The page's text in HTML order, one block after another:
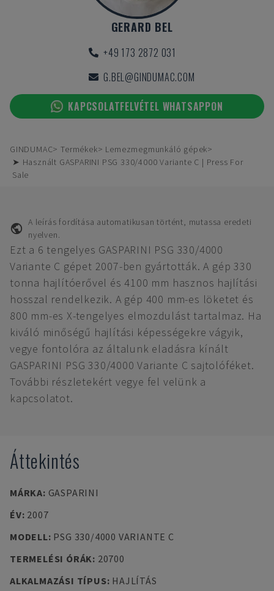
GERARD BEL
+49 173 2872 031
G.BEL@GINDUMAC.COM
KAPCSOLATFELVÉTEL WHATSAPPON
GINDUMAC Termékek
Lemezmegmunkáló gépek
➤ Használt GASPARINI PSG 330/4000 Variante C | Press For
Sale
A leírás fordítása automatikusan történt, mutassa eredeti
nyelven.
Ezt a 6 tengelyes GASPARINI PSG 330/4000
Variante C gépet 2007-ben gyártották. A gép 330
tonna hajlítóerővel és 4100 mm hasznos hajlítási
hosszal rendelkezik. A gép 400 mm-es löketet és
800 mm-es X-tengelyes elmozdulást tartalmaz. Ha
kiváló minőségű hajlítási képességekre vágyik,
vegye fontolóra az általunk eladásra kínált
GASPARINI PSG 330/4000 Variante C sajtolóféket.
További részletekért vegye fel velünk a
kapcsolatot.
Áttekintés
MÁRKA: GASPARINI
ÉV: 2007
MODELL: PSG 330/4000 VARIANTE C
TERMELÉSI ÓRÁK: 20700
ALKALMAZÁSI TÍPUS: HAJLÍTÁS